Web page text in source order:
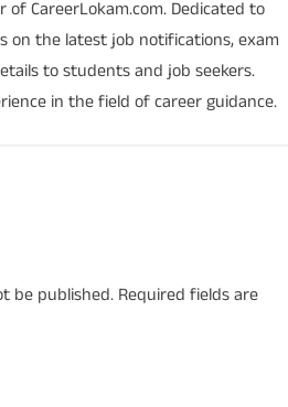
of CareerLokam.com. Dedicated to
on the latest job notifications, exam
to students and job seekers.
in the field of career guidance.
be published. Required fields are